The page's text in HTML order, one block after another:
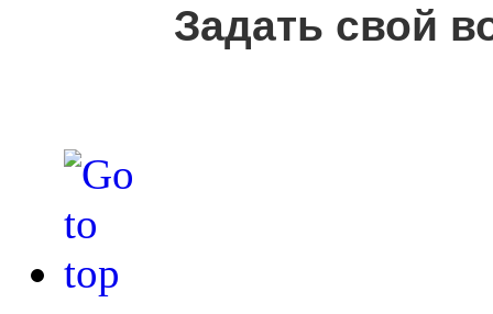
Задать свой